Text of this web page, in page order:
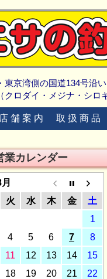
東京湾側の国道134号沿
クロダイ・メジナ・シロ
店 舗 案 内 取 扱 商 品
業カレンダー
火 水 木 金
土
1
4 5 6 7
8
11 12 13 14
15
18 19 20 21
22